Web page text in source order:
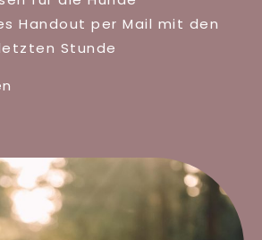
Handout per Mail mit den
Stunde